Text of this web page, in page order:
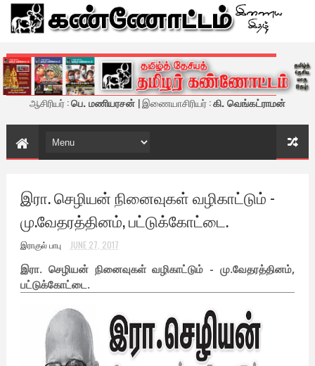
கண்ணோட்டம் - இணைய இதழ்
ஆசிரியர் :பெ. மணியரசன் | இணையாசிரியர் :கி. வெங்கட்ராமன்
இரா. செழியன் நினைவுகள் வழிகாட்டும் -
மு.வேதரத்தினம், பட்டுக்கோட்டை.
இராகுல் பாபு JUNE 27, 2017
இரா. செழியன் நினைவுகள் வழிகாட்டும் - மு.வேதரத்தினம்,
பட்டுக்கோட்டை.